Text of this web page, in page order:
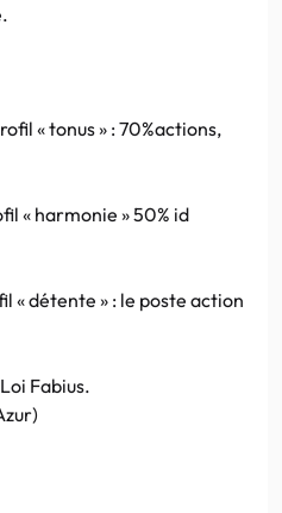
« tonus » : 70%actions,
« harmonie » 50% id
« détente » : le poste action
Fabius.